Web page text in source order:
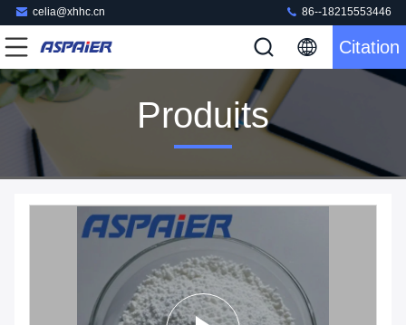
celia@xhhc.cn 86--18215553446
Citation
Produits